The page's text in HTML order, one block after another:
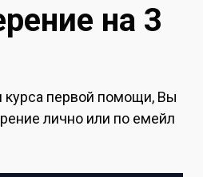
на 3
первой помощи, Вы
лично или по емейл